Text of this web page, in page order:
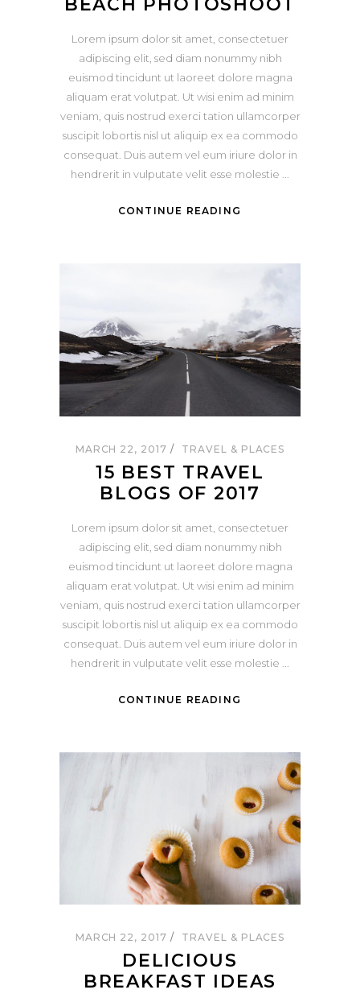
BEACH PHOTOSHOOT
Lorem ipsum dolor sit amet, consectetuer
adipiscing elit, sed diam nonummy nibh
euismod tincidunt ut laoreet dolore magna
aliquam erat volutpat. Ut wisi enim ad minim
veniam, quis nostrud exerci tation ullamcorper
suscipit lobortis nisl ut aliquip ex ea commodo
consequat. Duis autem vel eum iriure dolor in
hendrerit in vulputate velit esse molestie
CONTINUE READING
MARCH 22, 2017 TRAVEL & PLACES
15 BEST TRAVEL
BLOGS OF 2017
Lorem ipsum dolor sit amet, consectetuer
adipiscing elit, sed diam nonummy nibh
euismod tincidunt ut laoreet dolore magna
aliquam erat volutpat. Ut wisi enim ad minim
veniam, quis nostrud exerci tation ullamcorper
suscipit lobortis nisl ut aliquip ex ea commodo
consequat. Duis autem vel eum iriure dolor in
hendrerit in vulputate velit esse molestie
CONTINUE READING
MARCH 22, 2017 TRAVEL & PLACES
DELICIOUS
BREAKFAST IDEAS